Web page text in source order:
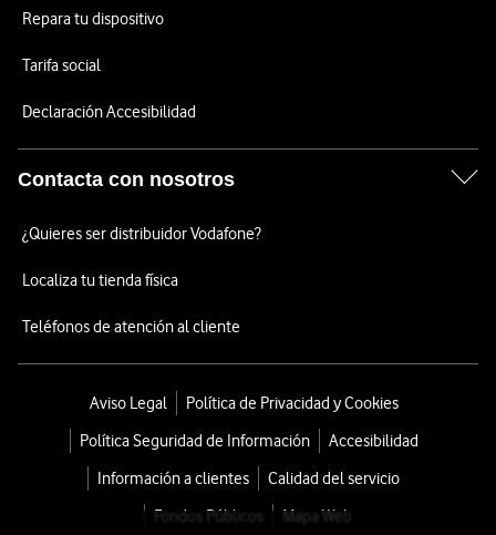
Repara tu dispositivo
Tarifa social
Declaración Accesibilidad
Contacta con nosotros
¿Quieres ser distribuidor Vodafone?
Localiza tu tienda física
Teléfonos de atención al cliente
Aviso Legal
Política de Privacidad y Cookies
Política Seguridad de Información
Accesibilidad
Información a clientes
Calidad del servicio
Fondos Públicos
Mapa Web